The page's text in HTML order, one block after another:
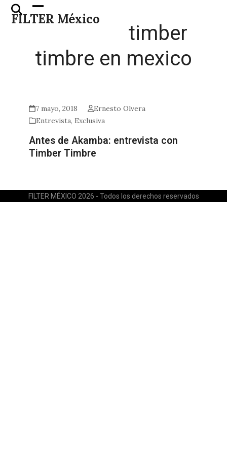
Skip
FILTER México
Open
mobile
Close
mobile
timber
timbre en mexico
7 mayo, 2018
Ernesto Olvera
Entrevista,Exclusiva
Antes de Akamba: entrevista con
Timber Timbre
FILTER MÉXICO 2026 - Todos los derechos reservados